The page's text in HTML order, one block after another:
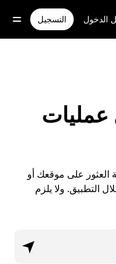
الدخول التسجيل
العثور على موقعك أو
التطبيق. ولا يلزم